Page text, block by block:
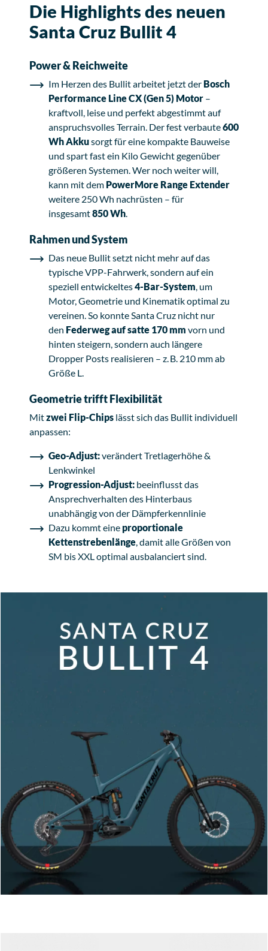
Die Highlights des neuen
Santa Cruz Bullit 4
Power & Reichweite
Im Herzen des Bullit arbeitet jetzt der Bosch
Performance Line CX (Gen 5) Motor –
kraftvoll, leise und perfekt abgestimmt auf
anspruchsvolles Terrain. Der fest verbaute600
Wh Akkusorgt für eine kompakte Bauweise
und spart fast ein Kilo Gewicht gegenüber
größeren Systemen. Wer noch weiter will,
kann mit dem PowerMore Range Extender
weitere 250 Wh nachrüsten – für
insgesamt850 Wh.
Rahmen und System
Das neue Bullit setzt nicht mehr auf das
typische VPP-Fahrwerk, sondern auf ein
speziell entwickeltes4-Bar-System, um
Motor, Geometrie und Kinematik optimal zu
vereinen. So konnte Santa Cruz nicht nur
den Federweg auf satte 170 mm vorn und
hinten steigern, sondern auch längere
Dropper Posts realisieren – z. B. 210 mm ab
Größe L.
Geometrie trifft Flexibilität
Mitzwei Flip-Chips lässt sich das Bullit individuell
anpassen:
Geo-Adjust:verändert Tretlagerhöhe &
Lenkwinkel
Progression-Adjust: beeinflusst das
Ansprechverhalten des Hinterbaus
unabhängig von der Dämpferkennlinie
Dazu kommt eine proportionale
Kettenstrebenlänge, damit alle Größen von
SM bis XXL optimal ausbalanciert sind.